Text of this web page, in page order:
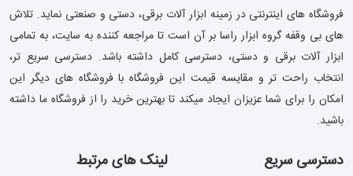
فروشگاه های اینترنتی در زمینه ابزار آلات برقی، دستی و صنعتی نماید. تلاش
های بی وقفه گروه ابزار راسا بر آن است تا مراجعه کننده به سایت، به تمامی
ابزار آلات برقی و دستی، دسترسی کامل داشته باشد. دسترسی سریع تر،
انتخاب راحت تر و مقایسه قیمت این فروشگاه با فروشگاه های دیگر این
امکان را برای شما عزیزان ایجاد میکند تا بهترین خرید را از فروشگاه ما داشته
باشید.
دسترسی سریع لینک های مرتبط